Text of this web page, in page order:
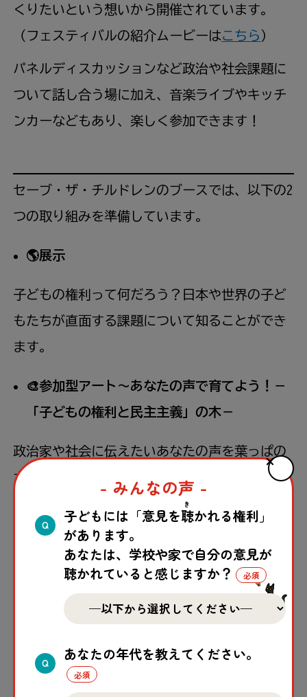
くりたいという想いから開催されています。
（フェスティバルの紹介ムービーはこちら ）
パネルディスカッションなど政治や社会課題に
ついて話し合う場に加え、音楽ライブやキッチ
ンカーなどもあり、楽しく参加できます！
セーブ・ザ・チルドレンのブースでは、以下の2
つの取り組みを準備しています。
🌎展示
子どもの権利って何だろう？日本や世界の子ど
もたちが直面する課題について知ることができ
ます。
🎨参加型アート～あなたの声で育てよう！－
「子どもの権利と民主主義」の木－
政治家や社会に伝えたいあなたの声を葉っぱの
カードに書き、みんなの声で木の絵を作りあげ
ます。一人ひとりが声をあげることで、民主主
義がより活発になっていくことを体験できるア
ートです。
子どもの権利を守るために自分にできること、
社会や政治家に期待することを一緒に考えてみ
ませんか？
- みんなの声 -
Q
子どもには「意見を聴
き
かれる権利」
があります。
あなたは、学校や家で自分の意見が
聴かれていると感じますか？
Q
あなたの年代を教えてください。